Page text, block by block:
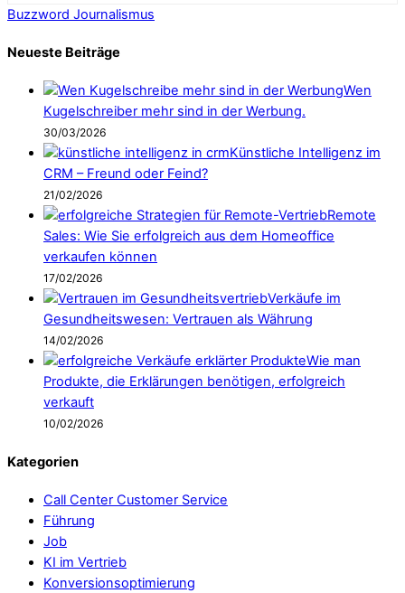
Buzzword Journalismus
Neueste Beiträge
Wen
Kugelschreiber mehr sind in der Werbung.
30/03/2026
Künstliche Intelligenz im
CRM – Freund oder Feind?
21/02/2026
Remote
Sales: Wie Sie erfolgreich aus dem Homeoffice
verkaufen können
17/02/2026
Verkäufe im
Gesundheitswesen: Vertrauen als Währung
14/02/2026
Wie man
Produkte, die Erklärungen benötigen, erfolgreich
verkauft
10/02/2026
Kategorien
Call Center Customer Service
Führung
Job
KI im Vertrieb
Konversionsoptimierung